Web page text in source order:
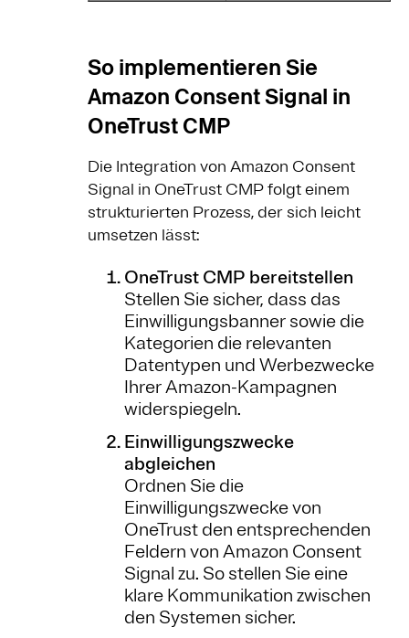
So implementieren Sie
Amazon Consent Signal in
OneTrust CMP
Die Integration von Amazon Consent
Signal in OneTrust CMP folgt einem
strukturierten Prozess, der sich leicht
umsetzen lässt:
OneTrust CMP bereitstellen
Stellen Sie sicher, dass das
Einwilligungsbanner sowie die
Kategorien die relevanten
Datentypen und Werbezwecke
Ihrer Amazon-Kampagnen
widerspiegeln.
Einwilligungszwecke
abgleichen
Ordnen Sie die
Einwilligungszwecke von
OneTrust den entsprechenden
Feldern von Amazon Consent
Signal zu. So stellen Sie eine
klare Kommunikation zwischen
den Systemen sicher.